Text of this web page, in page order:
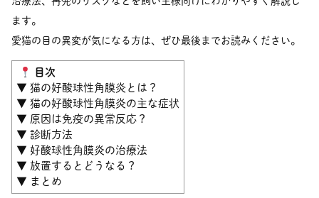
ます。
愛猫の目の異変が気になる方は、ぜひ最後までお読みください。
目次
▼ 猫の好酸球性角膜炎とは？
▼ 猫の好酸球性角膜炎の主な症状
▼ 原因は免疫の異常反応？
▼ 診断方法
▼ 好酸球性角膜炎の治療法
▼ 放置するとどうなる？
▼ まとめ